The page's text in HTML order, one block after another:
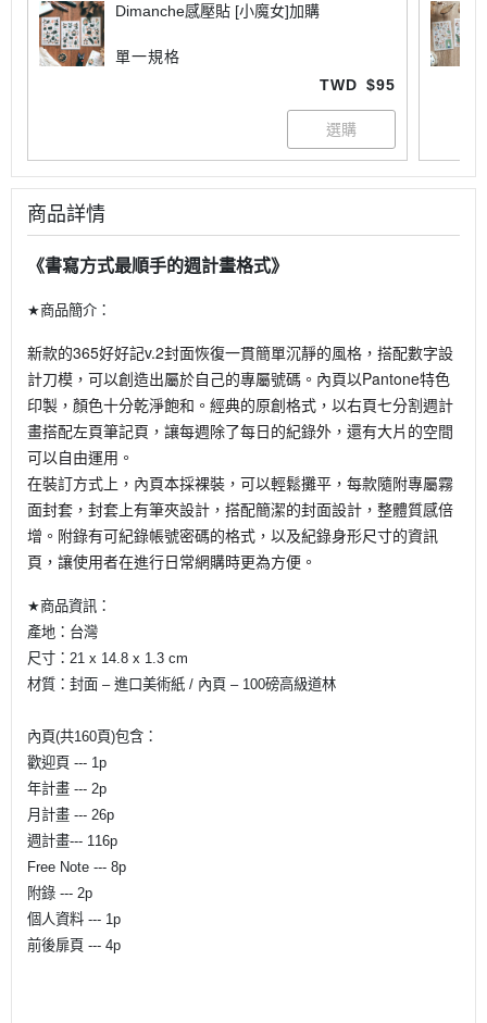
Dimanche感壓貼 [小魔女]加購
單一規格
TWD $95
商品詳情
《書寫方式最順手的週計畫格式》
★商品簡介：
新款的365好好記v.2封面恢復一貫簡單沉靜的風格，搭配數字設
計刀模，可以創造出屬於自己的專屬號碼。內頁以Pantone特色
印製，顏色十分乾淨飽和。經典的原創格式，以右頁七分割週計
畫搭配左頁筆記頁，讓每週除了每日的紀錄外，還有大片的空間
可以自由運用。
在裝訂方式上，內頁本採裸裝，可以輕鬆攤平，每款隨附專屬霧
面封套，封套上有筆夾設計，搭配簡潔的封面設計，整體質感倍
增。附錄有可紀錄帳號密碼的格式，以及紀錄身形尺寸的資訊
頁，讓使用者在進行日常網購時更為方便。
★商品資訊：
產地：台灣
尺寸： 21 x 14.8 x 1.3 cm
材質：封面 – 進口美術紙 / 內頁 – 100磅高級道林
內頁(共160頁)包含：
歡迎頁 --- 1p
年計畫 --- 2p
月計畫 --- 26p
週計畫--- 116p
Free Note --- 8p
附錄 --- 2p
個人資料 --- 1p
前後扉頁 --- 4p